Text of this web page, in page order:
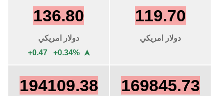
119.70
دولار امريكي
136.80
دولار امريكي
+0.47 +0.34%
➤
169845.73
194109.38